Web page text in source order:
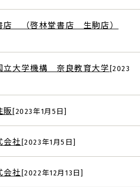
（啓林堂書店 生駒店）
立大学機構 奈良教育大学 [2023
販[2023年1月5日]
会社 [2023年1月5日]
会社 [2022年12月13日]